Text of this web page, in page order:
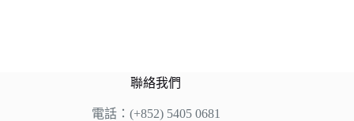
聯絡我們
電話：(+852) 5405 0681